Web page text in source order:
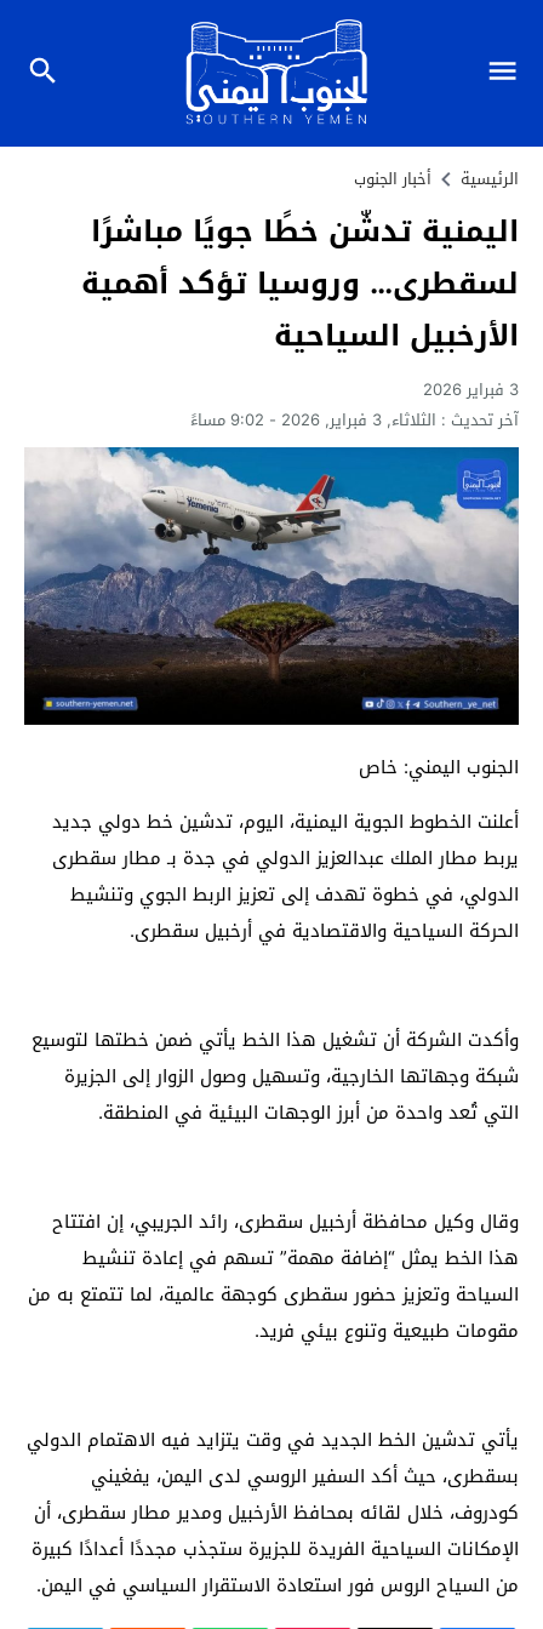
الرئيسية أخبار الجنوب
اليمنية تدشّن خطًا جويًا مباشرًا
لسقطرى… وروسيا تؤكد أهمية
الأرخبيل السياحية
3 فبراير 2026
آخر تحديث : الثلاثاء, 3 فبراير, 2026 - 9:02 مساءً
الجنوب اليمني: خاص
أعلنت الخطوط الجوية اليمنية، اليوم، تدشين خط دولي جديد
يربط مطار الملك عبدالعزيز الدولي في جدة بـ مطار سقطرى
الدولي، في خطوة تهدف إلى تعزيز الربط الجوي وتنشيط
الحركة السياحية والاقتصادية في أرخبيل سقطرى.
وأكدت الشركة أن تشغيل هذا الخط يأتي ضمن خطتها لتوسيع
شبكة وجهاتها الخارجية، وتسهيل وصول الزوار إلى الجزيرة
التي تُعد واحدة من أبرز الوجهات البيئية في المنطقة.
وقال وكيل محافظة أرخبيل سقطرى، رائد الجريبي، إن افتتاح
هذا الخط يمثل “إضافة مهمة” تسهم في إعادة تنشيط
السياحة وتعزيز حضور سقطرى كوجهة عالمية، لما تتمتع به من
مقومات طبيعية وتنوع بيئي فريد.
يأتي تدشين الخط الجديد في وقت يتزايد فيه الاهتمام الدولي
بسقطرى، حيث أكد السفير الروسي لدى اليمن، يفغيني
كودروف، خلال لقائه بمحافظ الأرخبيل ومدير مطار سقطرى، أن
الإمكانات السياحية الفريدة للجزيرة ستجذب مجددًا أعدادًا كبيرة
من السياح الروس فور استعادة الاستقرار السياسي في اليمن.